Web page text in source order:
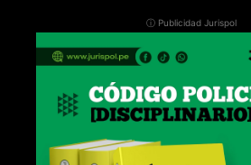
ⓘ Publicidad Jurispol